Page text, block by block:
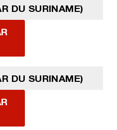
DU SURINAME)
DU SURINAME)